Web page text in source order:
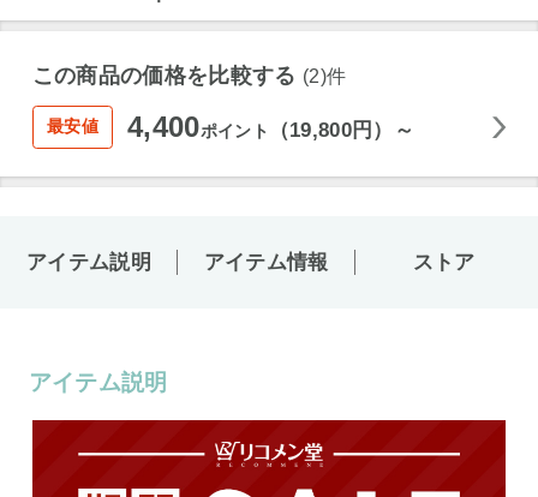
この商品の価格を比較する (2)件
最安値 4,400ポイント （19,800円）～
アイテム説明 アイテム情報 ストア
アイテム説明